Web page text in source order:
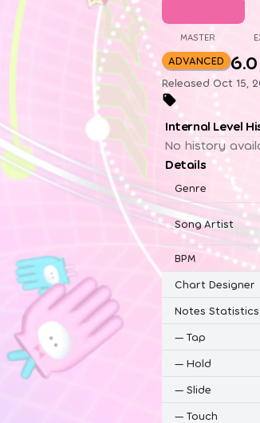
MASTER
ADVANCED 6.0
Released Oct 15,
Internal Level
No history
Details
Genre
Song Artist
BPM
Chart Designer
Notes Statistics
— Tap
— Hold
— Slide
— Touch